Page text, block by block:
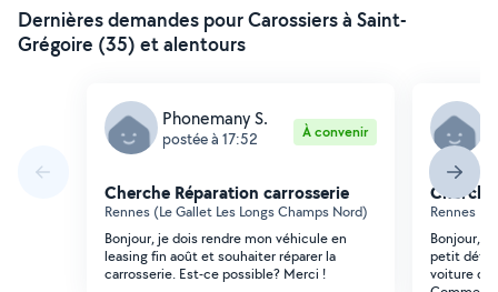
Dernières demandes pour Carossiers à Saint-
Grégoire (35) et alentours
Phonemany S.
postée à 17:52 À convenir
Cherche Réparation carrosserie
Rennes (Le Gallet Les Longs Champs Nord)
Bonjour, je dois rendre mon véhicule en
leasing fin août et souhaiter réparer la
carrosserie. Est-ce possible? Merci !
Rennes
Bonjour,
petit
voiture